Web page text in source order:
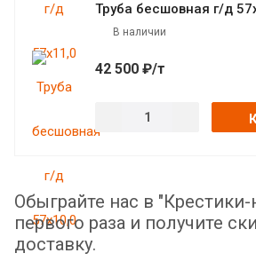
Труба бесшовная г/д
В наличии
42 500 ₽/т
Обыграйте нас в
первого раза и получите
доставку.